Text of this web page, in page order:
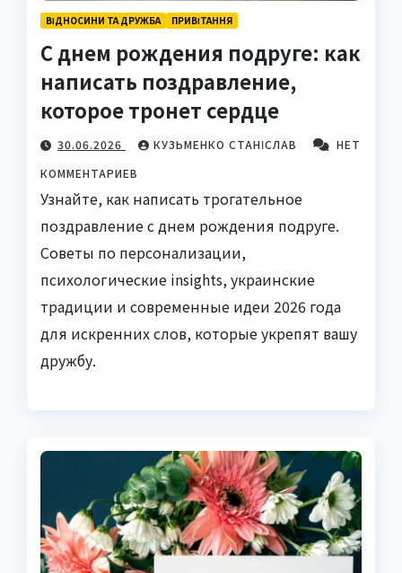
ВІДНОСИНИ ТА ДРУЖБА ПРИВІТАННЯ
С днем рождения подруге: как
написать поздравление,
которое тронет сердце
30.06.2026 КУЗЬМЕНКО СТАНІСЛАВ
НЕТ
КОММЕНТАРИЕВ
Узнайте, как написать трогательное
поздравление с днем рождения подруге.
Советы по персонализации,
психологические insights, украинские
традиции и современные идеи 2026 года
для искренних слов, которые укрепят вашу
дружбу.